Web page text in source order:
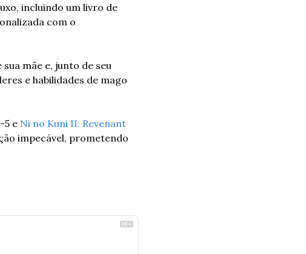
incluindo um livro de
com o
mãe e, junto de seu
e habilidades de mago
5 e Ni no Kuni II: Revenant
impecável, prometendo